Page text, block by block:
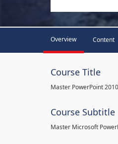
Overview Content
Course Title
Master PowerPoint
Course Subtitle
Master Microsoft